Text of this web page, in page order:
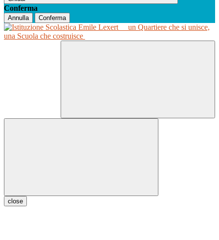
Conferma
Annulla Conferma
un Quartiere che si unisce,
una Scuola che costruisce
close